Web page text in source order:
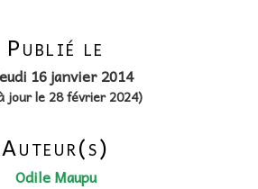
Publié le
16 janvier 2014
jour le 28 février 2024)
Auteur(s)
Odile Maupu